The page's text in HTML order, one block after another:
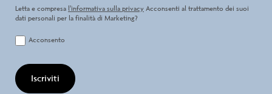
Letta e compresa l’informativa sulla privacy Acconsenti al trattamento dei suoi
dati personali per la finalità di Marketing?
Acconsento
Iscriviti